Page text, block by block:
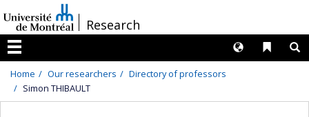
au
contenu
/Research
Menu
Liens
Langues
Home Our researchers
Directory of professors
Simon THIBAULT